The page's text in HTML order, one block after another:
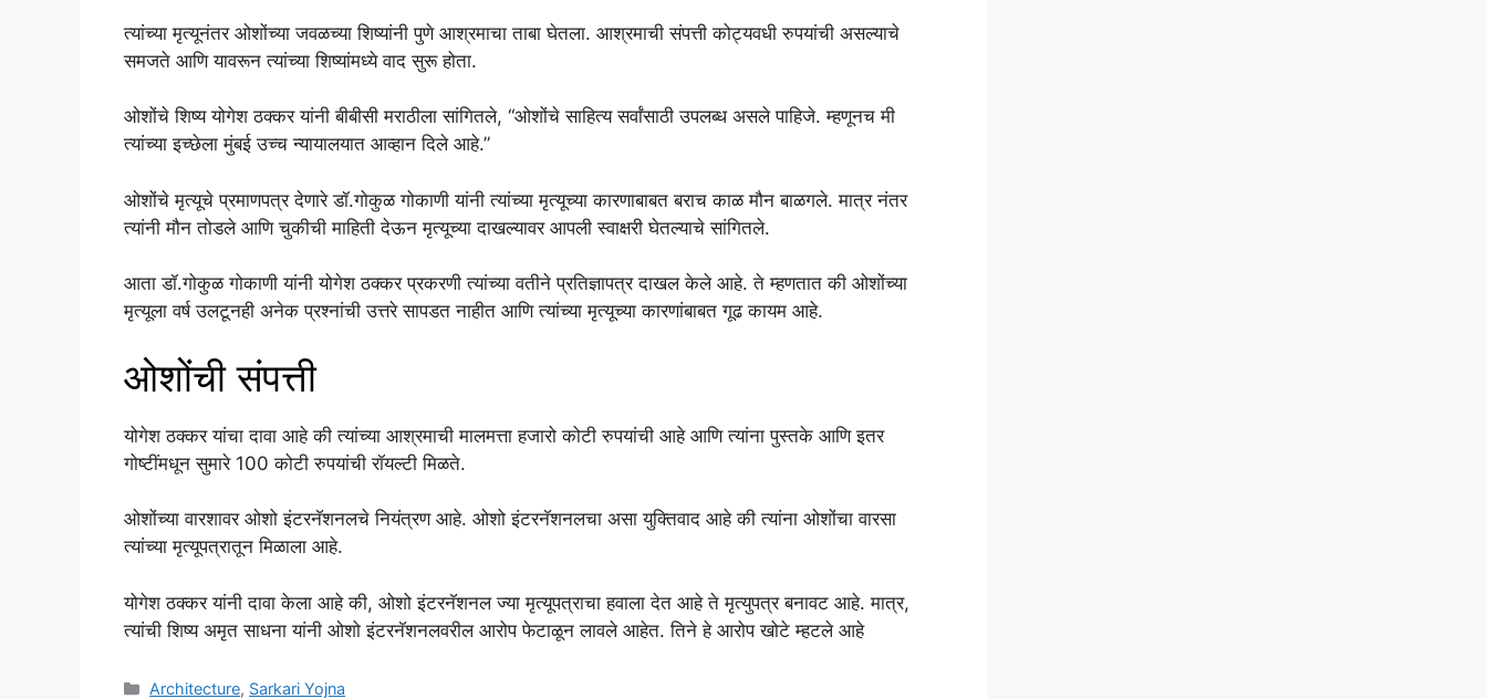
त्यांच्या मृत्यूनंतर ओशोंच्या जवळच्या शिष्यांनी पुणे आश्रमाचा ताबा घेतला. आश्रमाची संपत्ती कोट्यवधी रुपयांची असल्याचे
समजते आणि यावरून त्यांच्या शिष्यांमध्ये वाद सुरू होता.
ओशोंचे शिष्य योगेश ठक्कर यांनी बीबीसी मराठीला सांगितले, “ओशोंचे साहित्य सर्वांसाठी उपलब्ध असले पाहिजे. म्हणूनच मी
त्यांच्या इच्छेला मुंबई उच्च न्यायालयात आव्हान दिले आहे.”
ओशोंचे मृत्यूचे प्रमाणपत्र देणारे डॉ.गोकुळ गोकाणी यांनी त्यांच्या मृत्यूच्या कारणाबाबत बराच काळ मौन बाळगले. मात्र नंतर
त्यांनी मौन तोडले आणि चुकीची माहिती देऊन मृत्यूच्या दाखल्यावर आपली स्वाक्षरी घेतल्याचे सांगितले.
आता डॉ.गोकुळ गोकाणी यांनी योगेश ठक्कर प्रकरणी त्यांच्या वतीने प्रतिज्ञापत्र दाखल केले आहे. ते म्हणतात की ओशोंच्या
मृत्यूला वर्ष उलटूनही अनेक प्रश्नांची उत्तरे सापडत नाहीत आणि त्यांच्या मृत्यूच्या कारणांबाबत गूढ कायम आहे.
ओशोंची संपत्ती
योगेश ठक्कर यांचा दावा आहे की त्यांच्या आश्रमाची मालमत्ता हजारो कोटी रुपयांची आहे आणि त्यांना पुस्तके आणि इतर
गोष्टींमधून सुमारे 100 कोटी रुपयांची रॉयल्टी मिळते.
ओशोंच्या वारशावर ओशो इंटरनॅशनलचे नियंत्रण आहे. ओशो इंटरनॅशनलचा असा युक्तिवाद आहे की त्यांना ओशोंचा वारसा
त्यांच्या मृत्यूपत्रातून मिळाला आहे.
योगेश ठक्कर यांनी दावा केला आहे की, ओशो इंटरनॅशनल ज्या मृत्यूपत्राचा हवाला देत आहे ते मृत्युपत्र बनावट आहे. मात्र,
त्यांची शिष्य अमृत साधना यांनी ओशो इंटरनॅशनलवरील आरोप फेटाळून लावले आहेत. तिने हे आरोप खोटे म्हटले आहे
Categories
Architecture, Sarkari Yojna